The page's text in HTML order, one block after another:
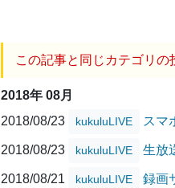
この記事と同じカテゴリの
2018年 08月
2018/08/23
kukuluLIVE スマ
2018/08/23 kukuluLIVE 生放
2018/08/21 kukuluLIVE 録画